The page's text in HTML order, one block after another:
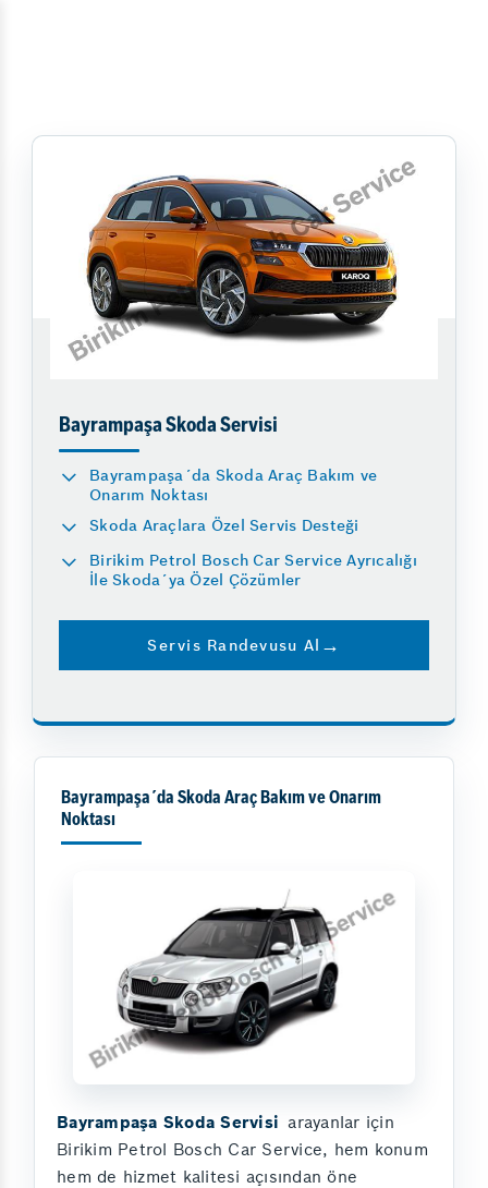
Bayrampaşa Skoda Servisi
Bayrampaşa´da Skoda Araç Bakım ve
Onarım Noktası
Skoda Araçlara Özel Servis Desteği
Birikim Petrol Bosch Car Service Ayrıcalığı
İle Skoda´ya Özel Çözümler
Servis Randevusu Al
Bayrampaşa´da Skoda Araç Bakım ve Onarım
Noktası
Bayrampaşa Skoda Servisi arayanlar için
Birikim Petrol Bosch Car Service, hem konum
hem de hizmet kalitesi açısından öne